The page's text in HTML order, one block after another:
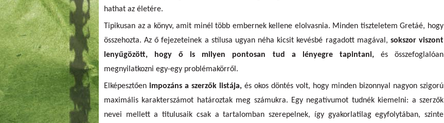
hathat az életére.
Tipikusan az a könyv, amit minél több embernek kellene elolvasnia. Minden tiszteletem Gretáé, hogy
összehozta. Az ő fejezeteinek a stílusa ugyan néha kicsit kevésbé ragadott magával, sokszor viszont
lenyűgözött, hogy ő is milyen pontosan tud a lényegre tapintani,és összefoglalóan
megnyilatkozni egy-egy problémakörről.
Elképesztően impozáns a szerzők listája, és okos döntés volt, hogy minden bizonnyal nagyon szigorú
maximális karakterszámot határoztak meg számukra. Egy negatívumot tudnék kiemelni: a szerzők
nevei mellett a titulusaik csak a tartalomban szerepelnek, így gyakorlatilag egyfolytában, szinte